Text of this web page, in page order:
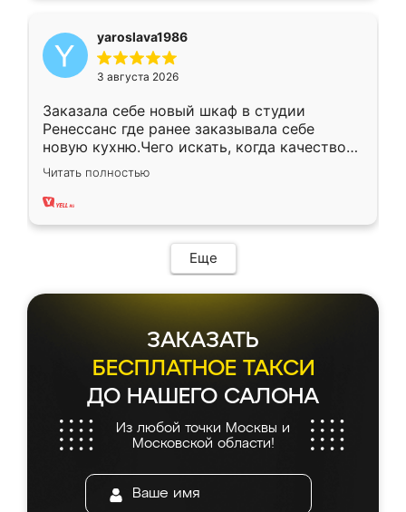
yaroslava1986
3 августа 2026
Заказала себе новый шкаф в студии
Ренессанс где ранее заказывала себе
новую кухню.Чего искать, когда качеством
вполне довольна. Служит кухня уже почти
два года, нареканий нет.
Читать полностью
Еще
ЗАКАЗАТЬ
БЕСПЛАТНОЕ ТАКСИ
ДО НАШЕГО САЛОНА
Из любой точки Москвы и
Московской области!